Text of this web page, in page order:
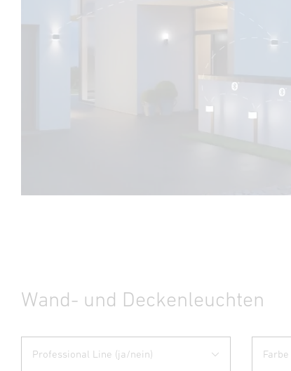
Wand- und Deckenleuchten
Professional Line (ja/nein) Farbe